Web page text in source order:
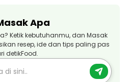
Apa
Ketik kebutuhanmu, dan Masak
resep, ide dan tips paling pas
detikFood.